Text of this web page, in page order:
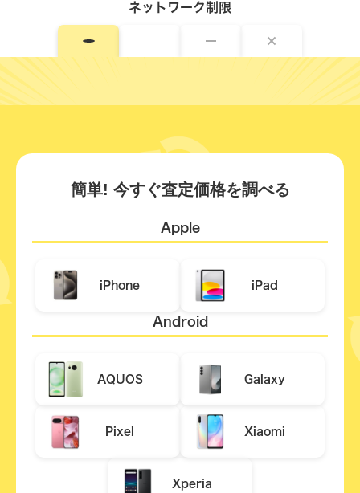
ネットワーク制限
簡単! 今すぐ査定価格を調べる
Apple
iPhone iPad
Android
AQUOS Galaxy
Pixel Xiaomi
Xperia